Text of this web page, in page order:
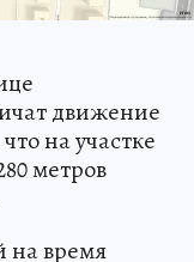
движение
на участке
метров
на время